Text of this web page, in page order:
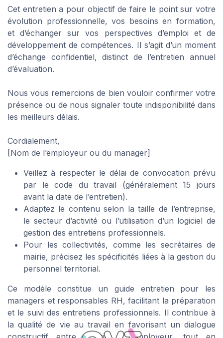
Cet entretien a pour objectif de faire le point sur votre
évolution professionnelle, vos besoins en formation,
et d’échanger sur vos perspectives d’emploi et de
développement de compétences. Il s’agit d’un moment
d’échange confidentiel, distinct de l’entretien annuel
d’évaluation.
Nous vous remercions de bien vouloir confirmer votre
présence ou de nous signaler toute indisponibilité dans
les meilleurs délais.
Cordialement,
[Nom de l’employeur ou du manager]
Veillez à respecter le délai de convocation prévu
par le code du travail (généralement 15 jours
avant la date de l’entretien).
Adaptez le contenu selon la taille de l’entreprise,
le secteur d’activité ou l’utilisation d’un logiciel de
gestion des entretiens professionnels.
Pour les collectivités, comme les secrétaires de
mairie, précisez les spécificités liées à la gestion du
personnel territorial.
Ce modèle constitue un guide entretien pour les
managers et responsables RH, facilitant la préparation
et le suivi des entretiens professionnels. Il contribue à
la qualité de vie au travail en favorisant un dialogue